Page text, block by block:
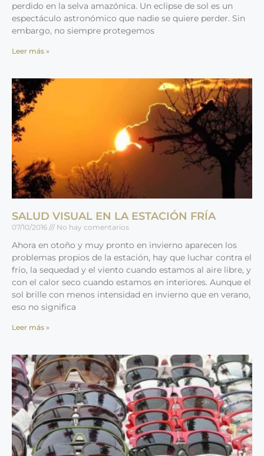
perdido en la selva amazónica. Un eclipse de sol es un
espectáculo astronómico que nadie se quiere perder. Sin
embargo, no siempre protegemos
Leer más »
SALUD VISUAL EN LA ESTACIÓN FRÍA
07/10/2016 No hay comentarios
Ahora en otoño y muy pronto en invierno aparecen los
problemas propios de la estación, hay que luchar contra el
frío, la sequedad y el viento cuando estamos al aire libre, y
con el calor seco cuando estamos en interiores. Aunque el
sol brille con menos intensidad en invierno que en verano,
eso no significa
Leer más »